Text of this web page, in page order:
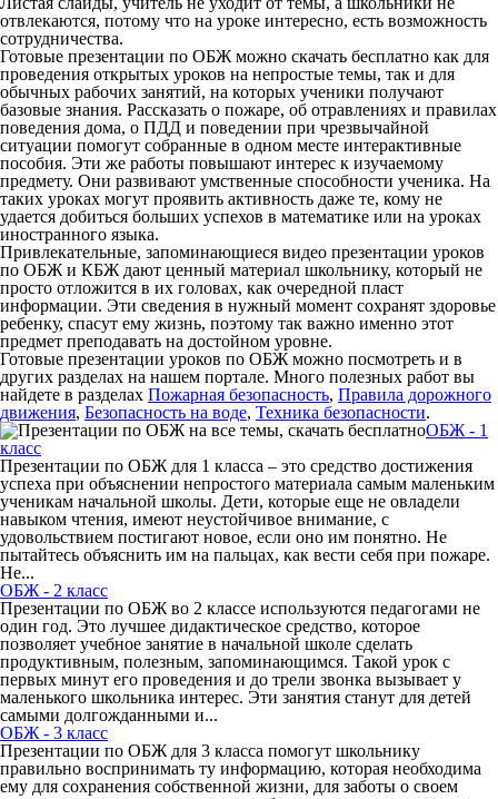
отвлекаются, потому что на уроке интересно, есть возможность
сотрудничества.
Готовые презентации по ОБЖ можно скачать бесплатно как для
проведения открытых уроков на непростые темы, так и для
обычных рабочих занятий, на которых ученики получают
базовые знания. Рассказать о пожаре, об отравлениях и правилах
поведения дома, о ПДД и поведении при чрезвычайной
ситуации помогут собранные в одном месте интерактивные
пособия. Эти же работы повышают интерес к изучаемому
предмету. Они развивают умственные способности ученика. На
таких уроках могут проявить активность даже те, кому не
удается добиться больших успехов в математике или на уроках
иностранного языка.
Привлекательные, запоминающиеся видео презентации уроков
по ОБЖ и КБЖ дают ценный материал школьнику, который не
просто отложится в их головах, как очередной пласт
информации. Эти сведения в нужный момент сохранят здоровье
ребенку, спасут ему жизнь, поэтому так важно именно этот
предмет преподавать на достойном уровне.
Готовые презентации уроков по ОБЖ можно посмотреть и в
других разделах на нашем портале. Много полезных работ вы
найдете в разделах Пожарная безопасность, Правила дорожного
движения, Безопасность на воде, Техника безопасности.
ОБЖ - 1
класс
Презентации по ОБЖ для 1 класса – это средство достижения
успеха при объяснении непростого материала самым маленьким
ученикам начальной школы. Дети, которые еще не овладели
навыком чтения, имеют неустойчивое внимание, с
удовольствием постигают новое, если оно им понятно. Не
пытайтесь объяснить им на пальцах, как вести себя при пожаре.
Не...
ОБЖ - 2 класс
Презентации по ОБЖ во 2 классе используются педагогами не
один год. Это лучшее дидактическое средство, которое
позволяет учебное занятие в начальной школе сделать
продуктивным, полезным, запоминающимся. Такой урок с
первых минут его проведения и до трели звонка вызывает у
маленького школьника интерес. Эти занятия станут для детей
самыми долгожданными и...
ОБЖ - 3 класс
Презентации по ОБЖ для 3 класса помогут школьнику
правильно воспринимать ту информацию, которая необходима
ему для сохранения собственной жизни, для заботы о своем